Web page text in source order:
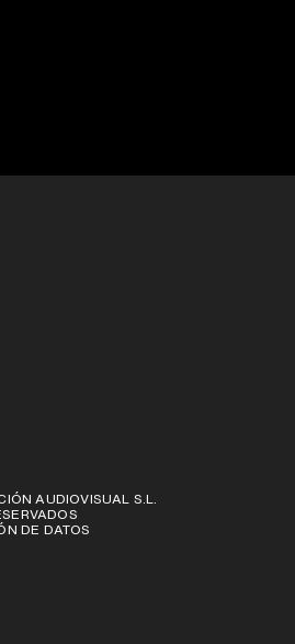
AUDIOVISUAL S.L.
DE DATOS